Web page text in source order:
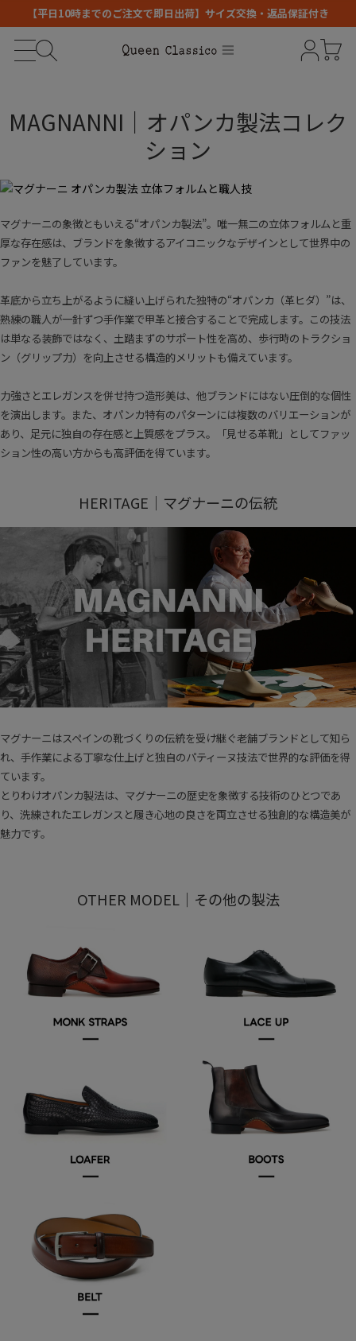
【平日10時までのご注文で即日出荷】サイズ交換・返品保証付き
MAGNANNI｜オパンカ製法コレク
ション
マグナーニの象徴ともいえる“オパンカ製法”。唯一無二の立体フォルムと重
厚な存在感は、ブランドを象徴するアイコニックなデザインとして世界中の
ファンを魅了しています。
革底から立ち上がるように縫い上げられた独特の“オパンカ（革ヒダ）”は、
熟練の職人が一針ずつ手作業で甲革と接合することで完成します。この技法
は単なる装飾ではなく、土踏まずのサポート性を高め、歩行時のトラクショ
ン（グリップ力）を向上させる構造的メリットも備えています。
力強さとエレガンスを併せ持つ造形美は、他ブランドにはない圧倒的な個性
を演出します。また、オパンカ特有のパターンには複数のバリエーションが
あり、足元に独自の存在感と上質感をプラス。「見せる革靴」としてファッ
ション性の高い方からも高評価を得ています。
HERITAGE｜マグナーニの伝統
マグナーニはスペインの靴づくりの伝統を受け継ぐ老舗ブランドとして知ら
れ、手作業による丁寧な仕上げと独自のパティーヌ技法で世界的な評価を得
ています。
とりわけオパンカ製法は、マグナーニの歴史を象徴する技術のひとつであ
り、洗練されたエレガンスと履き心地の良さを両立させる独創的な構造美が
魅力です。
OTHER MODEL｜その他の製法